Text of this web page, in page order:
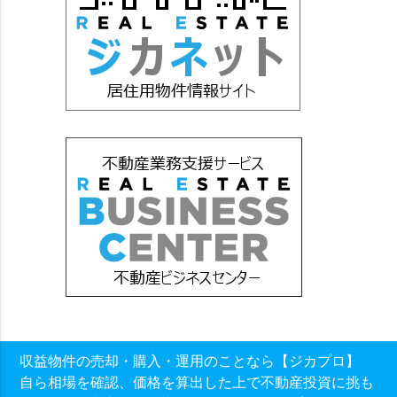
収益物件の売却・購入・運用のことなら【ジカプロ】
自ら相場を確認、価格を算出した上で不動産投資に挑も